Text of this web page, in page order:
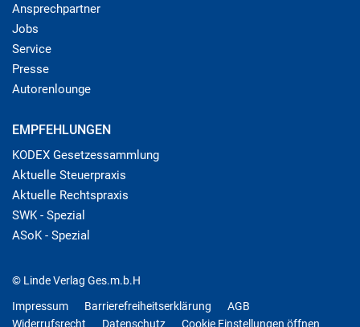
Ansprechpartner
Jobs
Service
Presse
Autorenlounge
EMPFEHLUNGEN
KODEX Gesetzessammlung
Aktuelle Steuerpraxis
Aktuelle Rechtspraxis
SWK - Spezial
ASoK - Spezial
© Linde Verlag Ges.m.b.H
Impressum
Barrierefreiheitserklärung
AGB
Widerrufsrecht
Datenschutz Cookie Einstellungen öffnen